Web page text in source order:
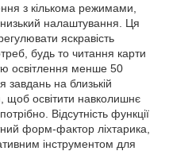
з кількома режимами,
налаштування. Ця
яскравість
будь то читання карти
освітлення менше 50
завдань на близькій
щоб освітити навколишнє
Відсутність функції
форм-фактор ліхтарика,
інструментом для